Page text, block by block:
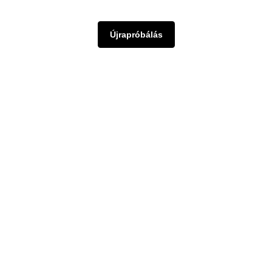
Újrapróbálás